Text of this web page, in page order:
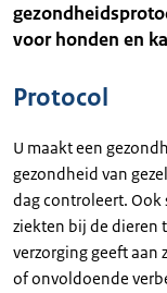
voor honden en
Protocol
U maakt een
gezondheid van
dag controleert. Ook
ziekten bij de dieren
verzorging geeft aan
of onvoldoende